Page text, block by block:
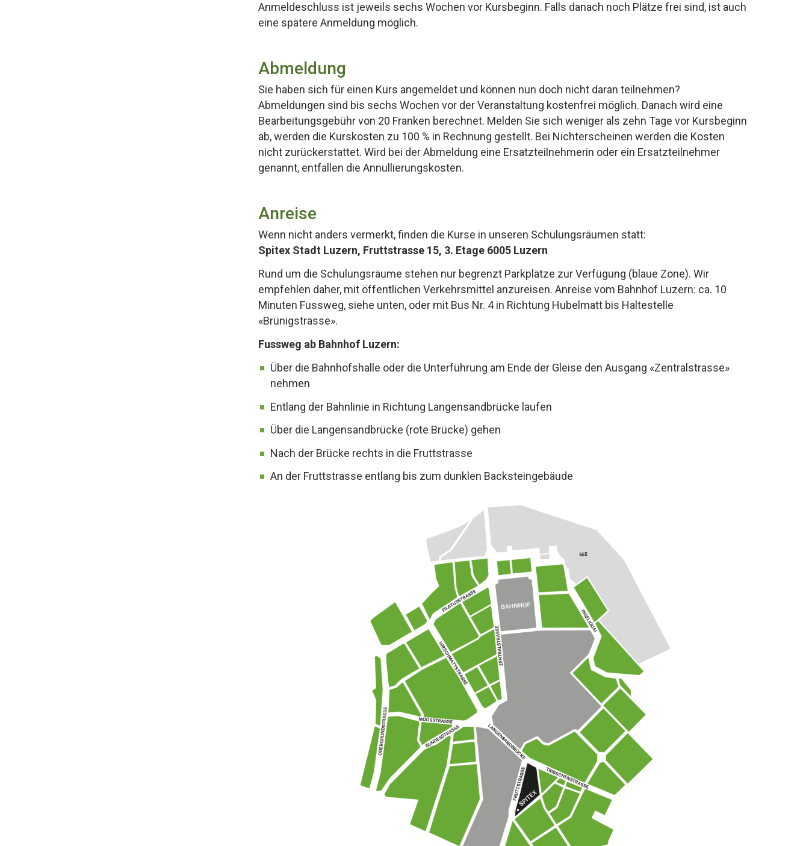
Anmeldeschluss ist jeweils sechs Wochen vor Kursbeginn. Falls danach noch Plätze frei sind, ist auch
eine spätere Anmeldung möglich.
Abmeldung
Sie haben sich für einen Kurs angemeldet und können nun doch nicht daran teilnehmen?
Abmeldungen sind bis sechs Wochen vor der Veranstaltung kostenfrei möglich. Danach wird eine
Bearbeitungsgebühr von 20 Franken berechnet. Melden Sie sich weniger als zehn Tage vor Kursbeginn
ab, werden die Kurskosten zu 100 % in Rechnung gestellt. Bei Nichterscheinen werden die Kosten
nicht zurückerstattet. Wird bei der Abmeldung eine Ersatzteilnehmerin oder ein Ersatzteilnehmer
genannt, entfallen die Annullierungskosten.
Anreise
Wenn nicht anders vermerkt, finden die Kurse in unseren Schulungsräumen statt:
Spitex Stadt Luzern, Fruttstrasse 15, 3. Etage 6005 Luzern
Rund um die Schulungsräume stehen nur begrenzt Parkplätze zur Verfügung (blaue Zone). Wir
empfehlen daher, mit öffentlichen Verkehrsmittel anzureisen. Anreise vom Bahnhof Luzern: ca. 10
Minuten Fussweg, siehe unten, oder mit Bus Nr. 4 in Richtung Hubelmatt bis Haltestelle
«Brünigstrasse».
Fussweg ab Bahnhof Luzern:
Über die Bahnhofshalle oder die Unterführung am Ende der Gleise den Ausgang «Zentralstrasse»
nehmen
Entlang der Bahnlinie in Richtung Langensandbrücke laufen
Über die Langensandbrücke (rote Brücke) gehen
Nach der Brücke rechts in die Fruttstrasse
An der Fruttstrasse entlang bis zum dunklen Backsteingebäude